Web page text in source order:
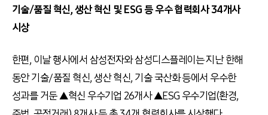
기술/품질 혁신, 생산 혁신 및 ESG 등 우수 협력회사 34개사
시상
한편, 이날 행사에서 삼성전자와 삼성디스플레이는 지난 한해
동안 기술/품질 혁신, 생산 혁신, 기술 국산화 등에서 우수한
성과를 거둔 ▲혁신 우수기업 26개사 ▲ESG 우수기업(환경,